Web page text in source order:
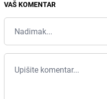
VAŠ KOMENTAR